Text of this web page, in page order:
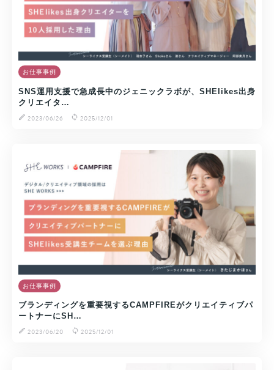
お仕事事例
SNS運用支援で急成長中のジェニックラボが、SHElikes出身
クリエイタ…
2023/06/26
2025/12/01
お仕事事例
ブランディングを重要視するCAMPFIREがクリエイティブパ
ートナーにSH…
2023/06/20
2025/12/01